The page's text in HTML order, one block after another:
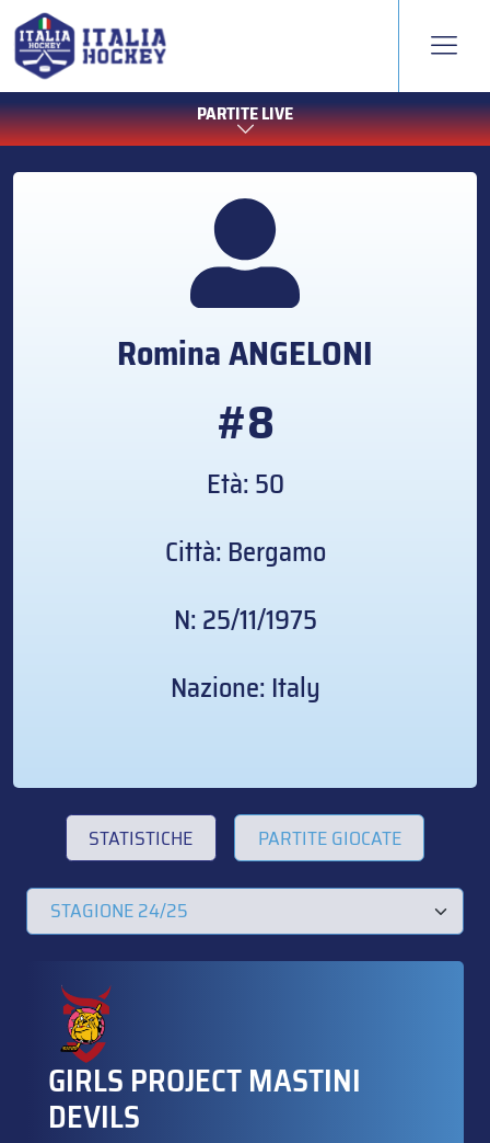
PARTITE LIVE
RominaANGELONI
#8
Età: 50
Città: Bergamo
N: 25/11/1975
Nazione: Italy
STATISTICHE PARTITE GIOCATE
GIRLS PROJECT MASTINI
DEVILS